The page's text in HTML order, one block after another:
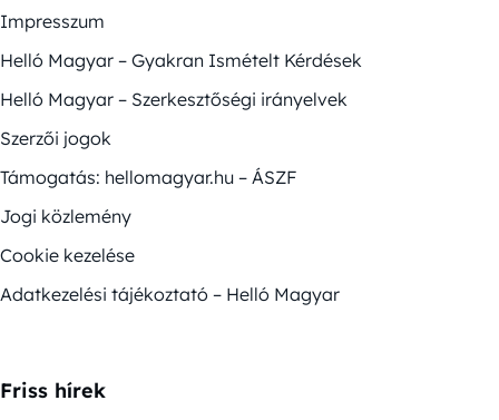
Impresszum
Helló Magyar – Gyakran Ismételt Kérdések
Helló Magyar – Szerkesztőségi irányelvek
Szerzői jogok
Támogatás: hellomagyar.hu – ÁSZF
Jogi közlemény
Cookie kezelése
Adatkezelési tájékoztató – Helló Magyar
Friss hírek